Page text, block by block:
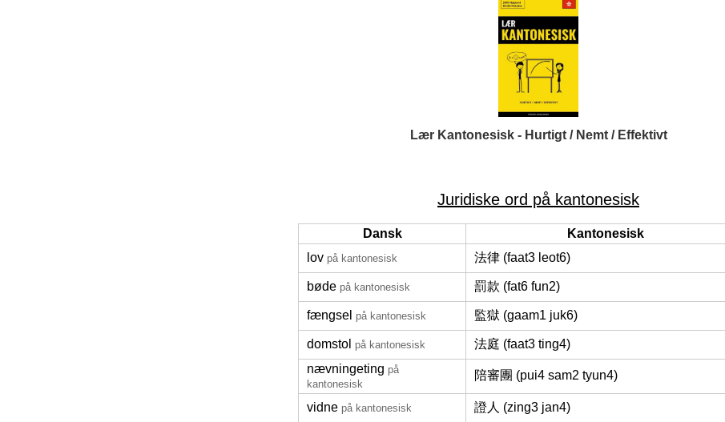
Lær Kantonesisk - Hurtigt / Nemt / Effektivt
Juridiske ord på kantonesisk
Dansk
Kantonesisk
lov på kantonesisk 法律 (faat3 leot6)
bøde på kantonesisk 罰款 (fat6 fun2)
fængsel på kantonesisk 監獄 (gaam1 juk6)
domstol på kantonesisk
法庭 (faat3 ting4)
nævningeting på
kantonesisk
陪審團 (pui4 sam2 tyun4)
vidne på kantonesisk 證人 (zing3 jan4)